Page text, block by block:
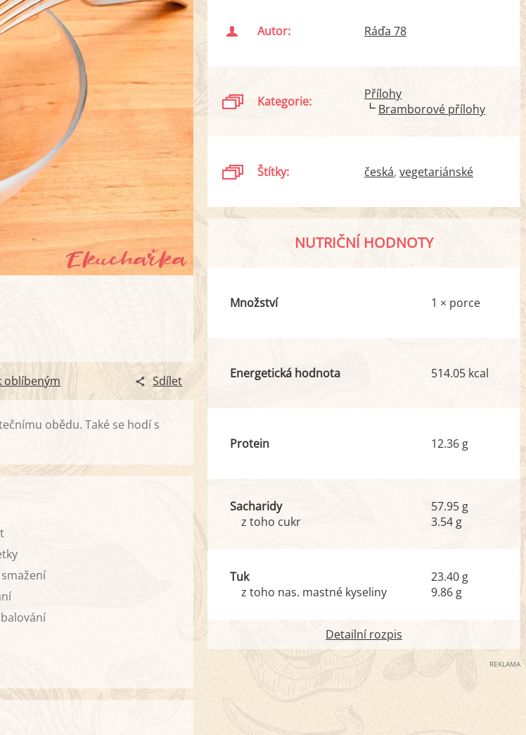
oblíbeným Sdílet
obědu. Také se hodí s
Autor: Ráďa 78
Kategorie:
Přílohy
Bramborové přílohy
Štítky: česká vegetariánské
NUTRIČNÍ HODNOTY
Množství 1 × porce
Energetická hodnota 514.05 kcal
Protein 12.36 g
Sacharidy
z toho cukr
57.95 g
3.54 g
Tuk
z toho nas. mastné kyseliny
23.40 g
9.86 g
Detailní rozpis
REKLAMA